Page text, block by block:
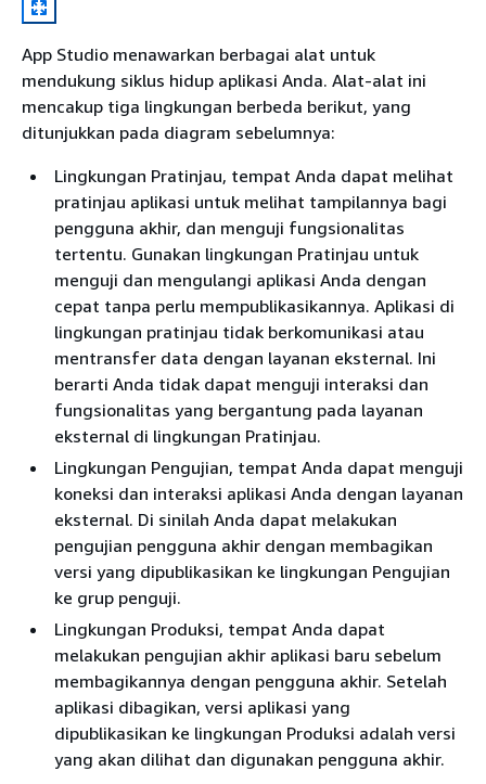
App Studio menawarkan berbagai alat untuk
mendukung siklus hidup aplikasi Anda. Alat-alat ini
mencakup tiga lingkungan berbeda berikut, yang
ditunjukkan pada diagram sebelumnya:
Lingkungan Pratinjau, tempat Anda dapat melihat
pratinjau aplikasi untuk melihat tampilannya bagi
pengguna akhir, dan menguji fungsionalitas
tertentu. Gunakan lingkungan Pratinjau untuk
menguji dan mengulangi aplikasi Anda dengan
cepat tanpa perlu mempublikasikannya. Aplikasi di
lingkungan pratinjau tidak berkomunikasi atau
mentransfer data dengan layanan eksternal. Ini
berarti Anda tidak dapat menguji interaksi dan
fungsionalitas yang bergantung pada layanan
eksternal di lingkungan Pratinjau.
Lingkungan Pengujian, tempat Anda dapat menguji
koneksi dan interaksi aplikasi Anda dengan layanan
eksternal. Di sinilah Anda dapat melakukan
pengujian pengguna akhir dengan membagikan
versi yang dipublikasikan ke lingkungan Pengujian
ke grup penguji.
Lingkungan Produksi, tempat Anda dapat
melakukan pengujian akhir aplikasi baru sebelum
membagikannya dengan pengguna akhir. Setelah
aplikasi dibagikan, versi aplikasi yang
dipublikasikan ke lingkungan Produksi adalah versi
yang akan dilihat dan digunakan pengguna akhir.